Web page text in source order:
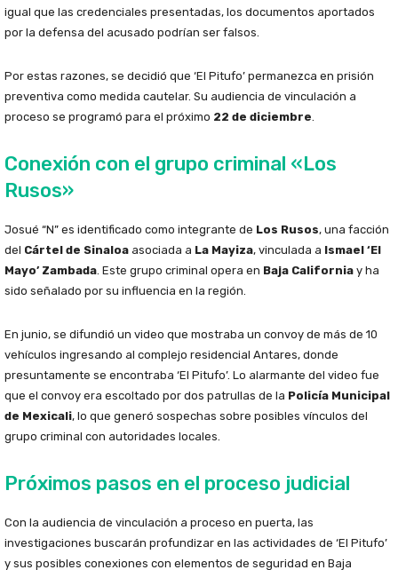
igual que las credenciales presentadas, los documentos aportados
por la defensa del acusado podrían ser falsos.
Por estas razones, se decidió que ‘El Pitufo’ permanezca en prisión
preventiva como medida cautelar. Su audiencia de vinculación a
proceso se programó para el próximo 22 de diciembre.
Conexión con el grupo criminal «Los
Rusos»
Josué “N” es identificado como integrante de Los Rusos, una facción
del Cártel de Sinaloa asociada a La Mayiza, vinculada a Ismael ‘El
Mayo’ Zambada. Este grupo criminal opera en Baja California y ha
sido señalado por su influencia en la región.
En junio, se difundió un video que mostraba un convoy de más de 10
vehículos ingresando al complejo residencial Antares, donde
presuntamente se encontraba ‘El Pitufo’. Lo alarmante del video fue
que el convoy era escoltado por dos patrullas de la Policía Municipal
de Mexicali, lo que generó sospechas sobre posibles vínculos del
grupo criminal con autoridades locales.
Próximos pasos en el proceso judicial
Con la audiencia de vinculación a proceso en puerta, las
investigaciones buscarán profundizar en las actividades de ‘El Pitufo’
y sus posibles conexiones con elementos de seguridad en Baja